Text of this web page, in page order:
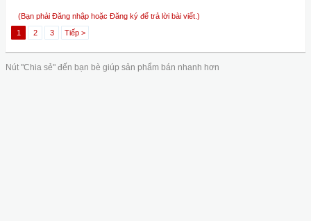
(Bạn phải Đăng nhập hoặc Đăng ký để trả lời bài viết.)
1
2 3 Tiếp >
Nút "Chia sẻ" đến bạn bè giúp sản phẩm bán nhanh hơn